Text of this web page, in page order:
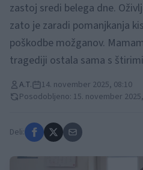
zastoj sredi belega dne.
zato je zaradi pomanjkanja
poškodbe možganov.
tragediji ostala sama s
A.T.
14. november 2025, 08:10
Posodobljeno: 15. november
Deli: